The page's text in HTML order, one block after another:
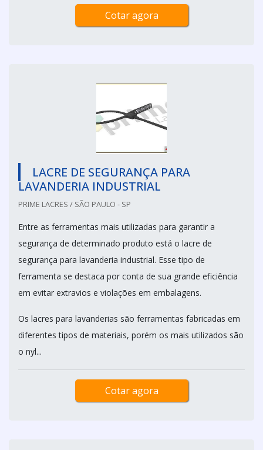
Cotar agora
LACRE DE SEGURANÇA PARA
LAVANDERIA INDUSTRIAL
PRIME LACRES / SÃO PAULO - SP
Entre as ferramentas mais utilizadas para garantir a
segurança de determinado produto está o lacre de
segurança para lavanderia industrial. Esse tipo de
ferramenta se destaca por conta de sua grande eficiência
em evitar extravios e violações em embalagens.
Os lacres para lavanderias são ferramentas fabricadas em
diferentes tipos de materiais, porém os mais utilizados são
o nyl...
Cotar agora